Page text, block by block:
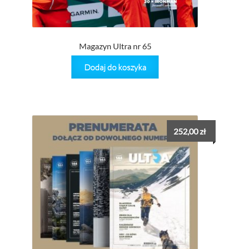
Magazyn Ultra nr 65
Dodaj do koszyka
252,00zł